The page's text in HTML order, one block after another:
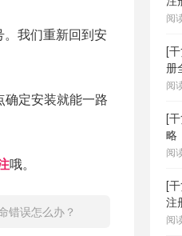
我们重新回到安
定安装就能一路
哦。
错误怎么办？
阅
[
册
阅
[
略
阅
[
注
阅